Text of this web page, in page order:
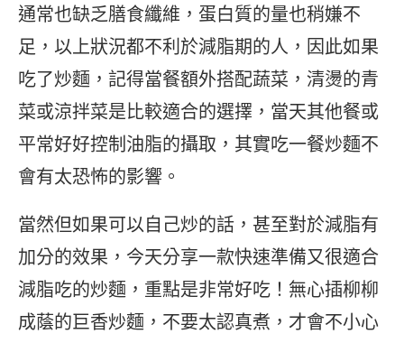
通常也缺乏膳食纖維，蛋白質的量也稍嫌不
足，以上狀況都不利於減脂期的人，因此如果
吃了炒麵，記得當餐額外搭配蔬菜，清燙的青
菜或涼拌菜是比較適合的選擇，當天其他餐或
平常好好控制油脂的攝取，其實吃一餐炒麵不
會有太恐怖的影響。
當然但如果可以自己炒的話，甚至對於減脂有
加分的效果，今天分享一款快速準備又很適合
減脂吃的炒麵，重點是非常好吃！無心插柳柳
成蔭的巨香炒麵，不要太認真煮，才會不小心